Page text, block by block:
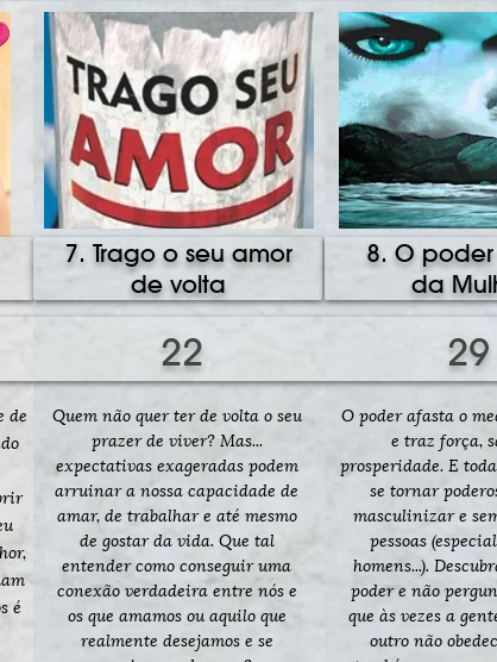
de
é
7. Trago o seu amor
de volta
22
Quem não quer ter de volta o seu
prazer de viver? Mas...
expectativas exageradas podem
arruinar a nossa capacidade de
amar, de trabalhar e até mesmo
de gostar da vida. Que tal
entender como conseguir uma
conexão verdadeira entre nós e
os que amamos ou aquilo que
realmente desejamos e se
8. O
da
29
O poder afasta o
e traz força,
prosperidade. E
se tornar
masculinizar e
pessoas
homens...).
poder e não
que às vezes a
outro não